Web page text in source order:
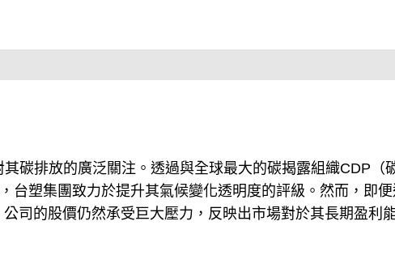
碳排放的廣泛關注。透過與全球最大的碳揭露組織CDP（
台塑集團致力於提升其氣候變化透明度的評級。然而，即
司的股價仍然承受巨大壓力，反映出市場對於其長期盈利